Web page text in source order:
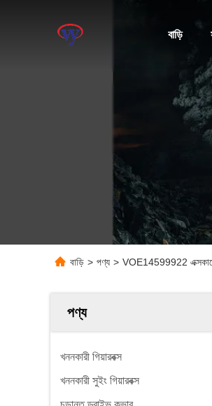
বাড়ি
বাড়ি > পণ্য > VOE14599922
পণ্য
খননকারী গিয়ারবক্স
খননকারী সুইং গিয়ারবক্স